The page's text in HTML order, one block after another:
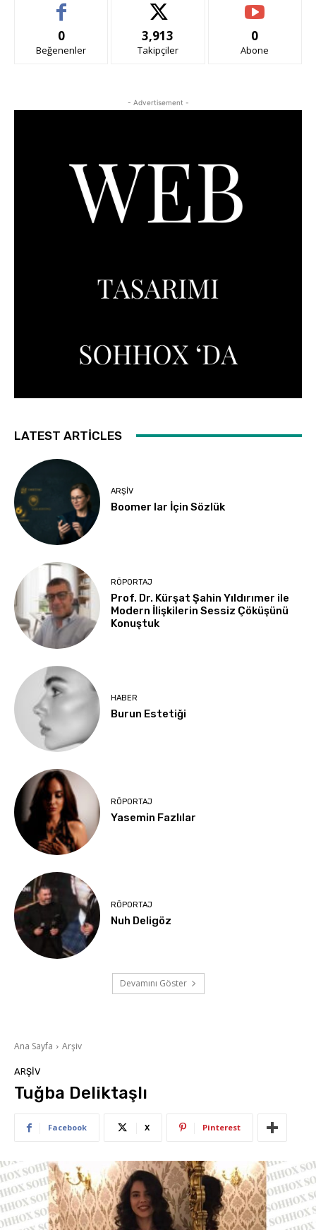
0
Beğenenler
3,913
Takipçiler
0
Abone
- Advertisement -
LATEST ARTICLES
ARŞIV
Boomer lar İçin Sözlük
RÖPORTAJ
Prof. Dr. Kürşat Şahin Yıldırımer ile
Modern İlişkilerin Sessiz Çöküşünü
Konuştuk
HABER
Burun Estetiği
RÖPORTAJ
Yasemin Fazlılar
RÖPORTAJ
Nuh Deligöz
Devamını Göster